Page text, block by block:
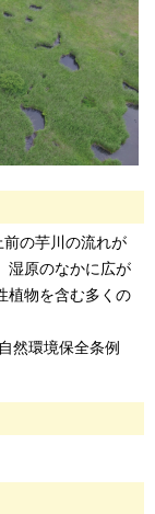
の芋川の流れが
湿原のなかに広が
植物を含む多くの
然環境保全条例